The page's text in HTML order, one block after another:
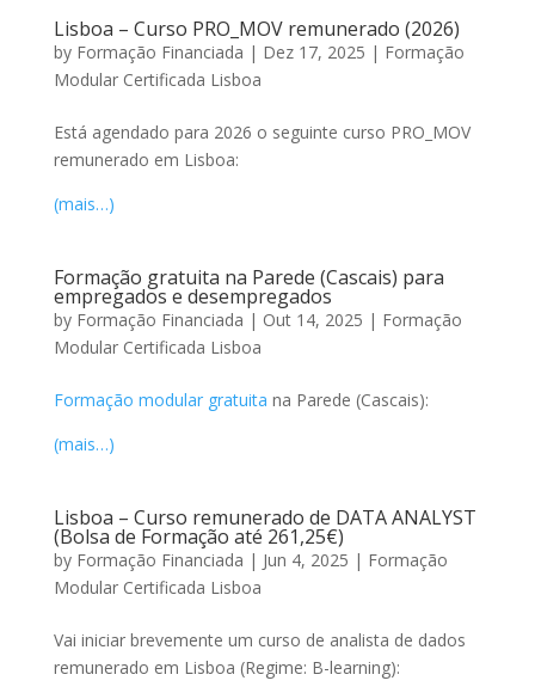
Lisboa – Curso PRO_MOV remunerado (2026)
by Formação Financiada | Dez 17, 2025 | Formação
Modular Certificada Lisboa
Está agendado para 2026 o seguinte curso PRO_MOV
remunerado em Lisboa:
(mais…)
Formação gratuita na Parede (Cascais) para
empregados e desempregados
by Formação Financiada | Out 14, 2025 | Formação
Modular Certificada Lisboa
Formação modular gratuita na Parede (Cascais):
(mais…)
Lisboa – Curso remunerado de DATA ANALYST
(Bolsa de Formação até 261,25€)
by Formação Financiada | Jun 4, 2025 | Formação
Modular Certificada Lisboa
Vai iniciar brevemente um curso de analista de dados
remunerado em Lisboa (Regime: B-learning):